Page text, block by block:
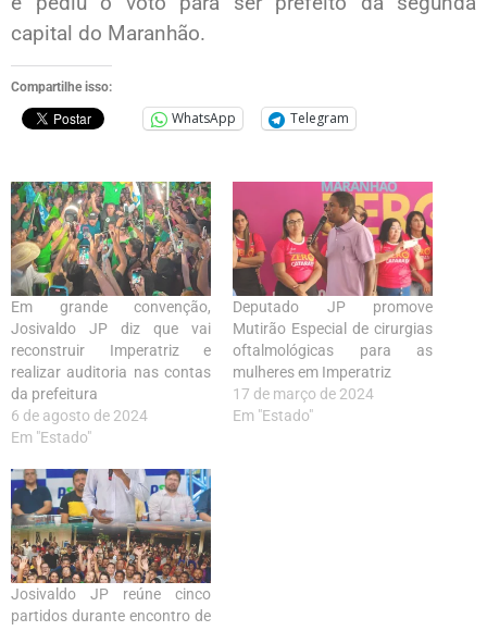
capital do Maranhão.
Compartilhe isso:
WhatsApp Telegram
Em grande convenção,
Josivaldo JP diz que vai
reconstruir Imperatriz e
realizar auditoria nas contas
da prefeitura
6 de agosto de 2024
Em "Estado"
Deputado JP promove
Mutirão Especial de cirurgias
oftalmológicas para as
mulheres em Imperatriz
17 de março de 2024
Em "Estado"
Josivaldo JP reúne cinco
partidos durante encontro de